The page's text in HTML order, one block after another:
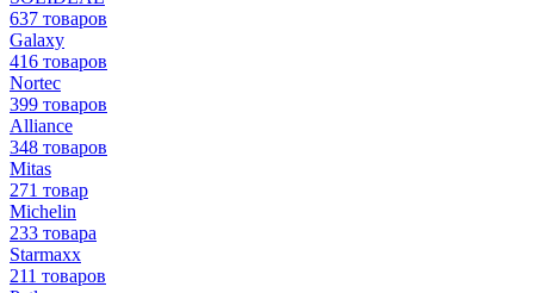
637 товаров
Galaxy
416 товаров
Nortec
399 товаров
Alliance
348 товаров
Mitas
271 товар
Michelin
233 товара
Starmaxx
211 товаров